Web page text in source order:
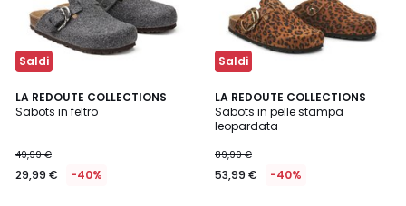
Saldi
LA REDOUTE COLLECTIONS
Sabots in feltro
49,99 €
29,99 € -40%
4,7
/ 5
2
Colori
Saldi
LA REDOUTE COLLECTIONS
Sabots in pelle stampa
leopardata
89,99 €
53,99 € -40%
3,5
/ 5